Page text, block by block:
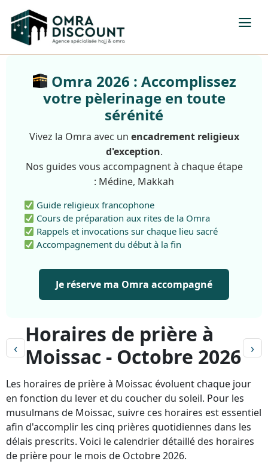
Omra 2026 : Accomplissez
votre pèlerinage en toute
sérénité
Vivez la Omra avec un encadrement religieux
d'exception.
Nos guides vous accompagnent à chaque étape
: Médine, Makkah
Guide religieux francophone
Cours de préparation aux rites de la Omra
Rappels et invocations sur chaque lieu sacré
Accompagnement du début à la fin
Je réserve ma Omra accompagné
‹
Horaires de prière à
Moissac - Octobre 2026
›
Les horaires de prière à Moissac évoluent chaque jour
en fonction du lever et du coucher du soleil. Pour les
musulmans de Moissac, suivre ces horaires est essentiel
afin d'accomplir les cinq prières quotidiennes dans les
délais prescrits. Voici le calendrier détaillé des horaires
de prière pour le mois de Octobre 2026.